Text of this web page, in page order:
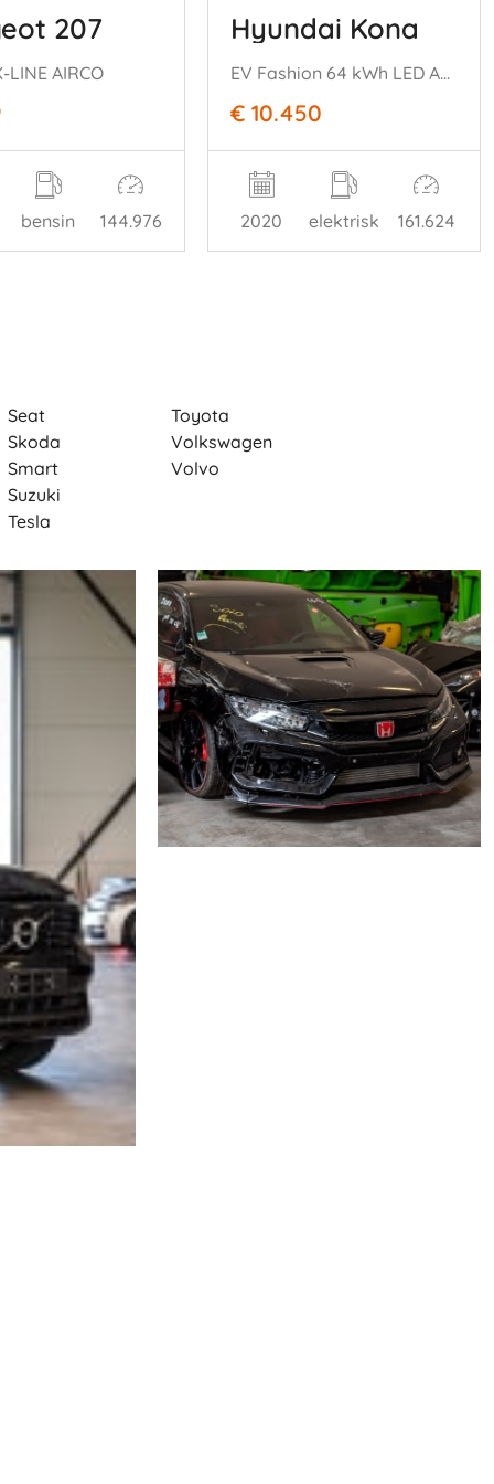
207
LINE AIRCO
bensin 144.976
Hyundai Kona
EV Fashion 64 kWh LED ACC Krell Apple/Android Camera
€ 10.450
2020 elektrisk 161.624
Seat
Skoda
Smart
Suzuki
Tesla
Toyota
Volkswagen
Volvo